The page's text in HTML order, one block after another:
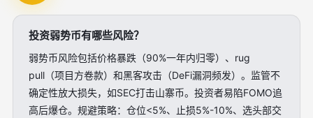
投资弱势币有哪些风险？
弱势币风险包括价格暴跌（90%一年内归零）、rug
pull（项目方卷款）和黑客攻击（DeFi漏洞频发）。监管不
确定性放大损失，如SEC打击山寨币。投资者易陷FOMO追
高后爆仓。规避策略：仓位<5%、止损5%-10%、选头部交